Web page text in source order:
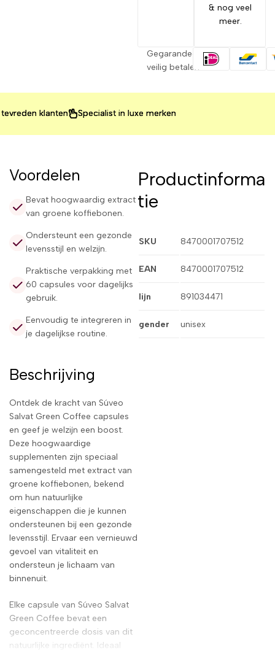
& nog veel
meer.
Gegarandeerd
veilig betalen
klanten Specialist in luxe merken
klanten Specialist in luxe merken
klanten Specialist in luxe merken
Voordelen
Bevat hoogwaardig extract
van groene koffiebonen.
Ondersteunt een gezonde
levensstijl en welzijn.
Praktische verpakking met
60 capsules voor dagelijks
gebruik.
Eenvoudig te integreren in
je dagelijkse routine.
Beschrijving
Ontdek de kracht van Súveo
Salvat Green Coffee capsules
en geef je welzijn een boost.
Deze hoogwaardige
supplementen zijn speciaal
samengesteld met extract van
groene koffiebonen, bekend
om hun natuurlijke
eigenschappen die je kunnen
ondersteunen bij een gezonde
levensstijl. Ervaar een vernieuwd
gevoel van vitaliteit en
ondersteun je lichaam van
binnenuit.
Elke capsule van Súveo Salvat
Green Coffee bevat een
geconcentreerde dosis van dit
natuurlijke ingrediënt. Ideaal
Productinforma
tie
SKU 8470001707512
EAN 8470001707512
lijn 891034471
gender unisex